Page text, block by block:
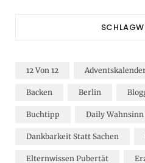
12 Von 12
Backen Berlin
Buchtipp Daily Wahnsinn
Dankbarkeit Statt Sachen
Elternwissen Pubertät